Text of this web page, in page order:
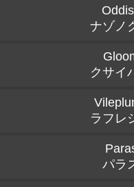
ナゾノ
クサイ
ラフレ
パラ